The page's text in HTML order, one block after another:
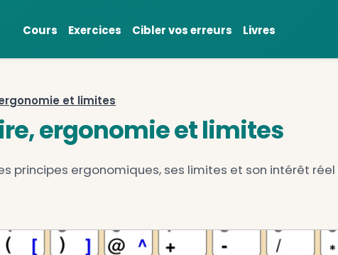
Cours Exercices Cibler vos
: histoire, ergonomie et limites
ergonomie et
bépo, ses principes ergonomiques, ses